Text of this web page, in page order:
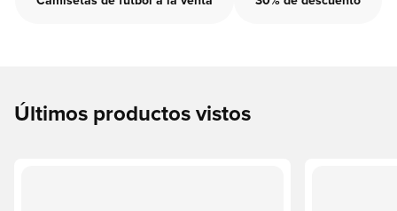
Últimos productos vistos